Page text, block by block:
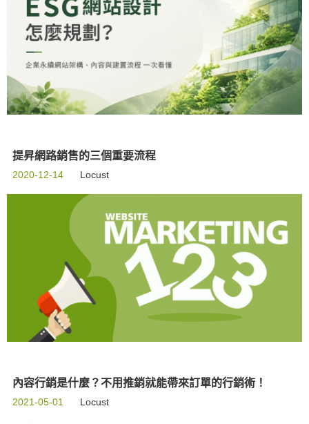
提昇網路銷售的三個重要流程
2020-12-14 Locust
內容行銷是什麼？不用推銷就能帶來訂單的行銷術！
2021-05-01 Locust